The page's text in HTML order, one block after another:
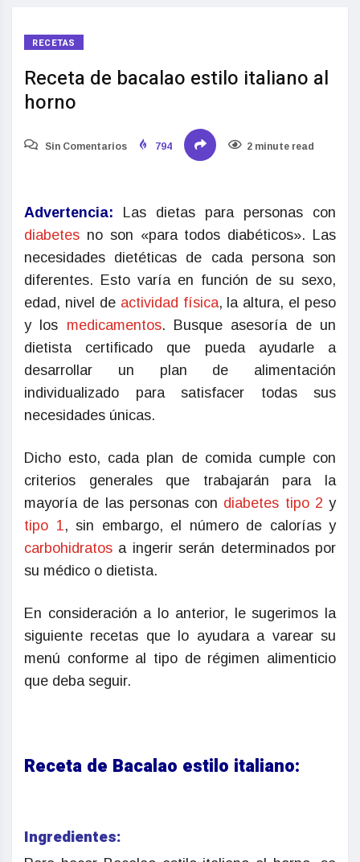
RECETAS
Receta de bacalao estilo italiano al
horno
Sin Comentarios 794 2 minute read
Advertencia:
Las dietas para personas con
diabetes no son «para todos diabéticos». Las
necesidades dietéticas de cada persona son
diferentes. Esto varía en función de su sexo,
edad, nivel de actividad física, la altura, el peso
y los medicamentos. Busque asesoría de un
dietista certificado que pueda ayudarle a
desarrollar un plan de alimentación
individualizado para satisfacer todas sus
necesidades únicas.
Dicho esto, cada plan de comida cumple con
criterios generales que trabajarán para la
mayoría de las personas con diabetes tipo 2 y
tipo 1, sin embargo, el número de calorías y
carbohidratos a ingerir serán determinados por
su médico o dietista.
En consideración a lo anterior, le sugerimos la
siguiente recetas que lo ayudara a varear su
menú conforme al tipo de régimen alimenticio
que deba seguir.
Receta de Bacalao estilo italiano:
Ingredientes: